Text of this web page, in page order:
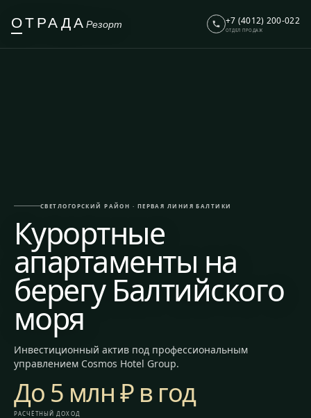
ОТРАДА Резорт +7 (4012) 200-022
ОТДЕЛ ПРОДАЖ
СВЕТЛОГОРСКИЙ РАЙОН · ПЕРВАЯ ЛИНИЯ БАЛТИКИ
Курортные
апартаменты на
берегу Балтийского
моря
Инвестиционный актив под профессиональным
управлением Cosmos Hotel Group.
До 5 млн ₽ в год
РАСЧЁТНЫЙ ДОХОД